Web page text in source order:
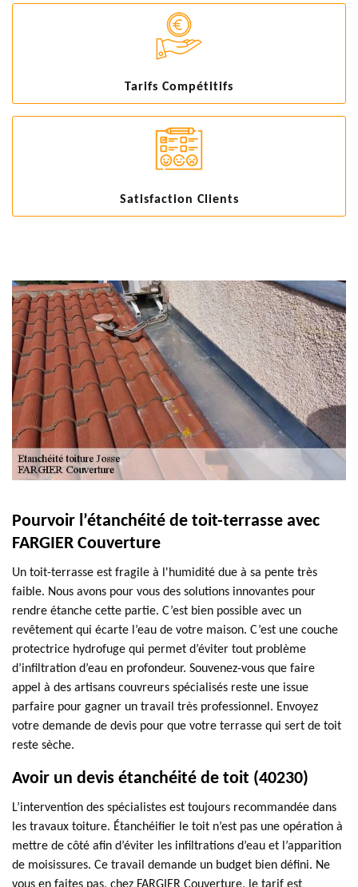
Tarifs Compétitifs
Satisfaction Clients
Pourvoir l’étanchéité de toit-terrasse avec
FARGIER Couverture
Un toit-terrasse est fragile à l'humidité due à sa pente très
faible. Nous avons pour vous des solutions innovantes pour
rendre étanche cette partie. C’est bien possible avec un
revêtement qui écarte l’eau de votre maison. C’est une couche
protectrice hydrofuge qui permet d’éviter tout problème
d’infiltration d’eau en profondeur. Souvenez-vous que faire
appel à des artisans couvreurs spécialisés reste une issue
parfaire pour gagner un travail très professionnel. Envoyez
votre demande de devis pour que votre terrasse qui sert de toit
reste sèche.
Avoir un devis étanchéité de toit (40230)
L’intervention des spécialistes est toujours recommandée dans
les travaux toiture. Étanchéifier le toit n’est pas une opération à
mettre de côté afin d’éviter les infiltrations d’eau et l’apparition
de moisissures. Ce travail demande un budget bien défini. Ne